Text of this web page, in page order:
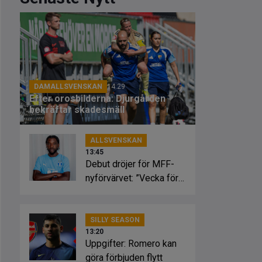
DAMALLSVENSKAN 14:29
Efter orosbilderna: Djurgården
bekräftar skadesmäll
ALLSVENSKAN
13:45
Debut dröjer för MFF-
nyförvärvet: ”Vecka för
SILLY SEASON
13:20
Uppgifter: Romero kan
göra förbjuden flytt